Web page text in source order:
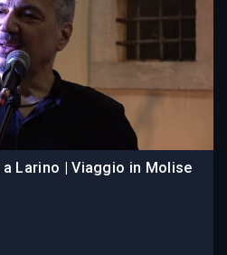
Larino | Viaggio in Molise